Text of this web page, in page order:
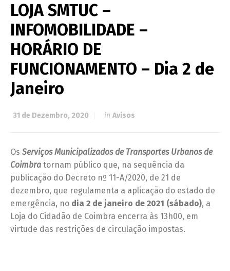
LOJA SMTUC –
INFOMOBILIDADE –
HORÁRIO DE
FUNCIONAMENTO – Dia 2 de
Janeiro
31 de Dezembro, 2020 in Avisos
Os Serviços Municipalizados de Transportes Urbanos de
Coimbra tornam público que, na sequência da
publicação do Decreto nº 11-A/2020, de 21 de
dezembro, que regulamenta a aplicação do estado de
emergência, no dia 2 de janeiro de 2021 (sábado), a
Loja do Cidadão de Coimbra encerra às 13h00, em
virtude das restrições de circulação impostas.